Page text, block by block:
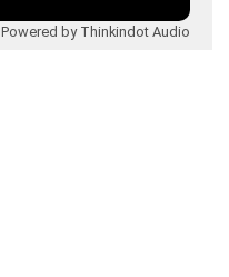
Powered by Thinkindot Audio